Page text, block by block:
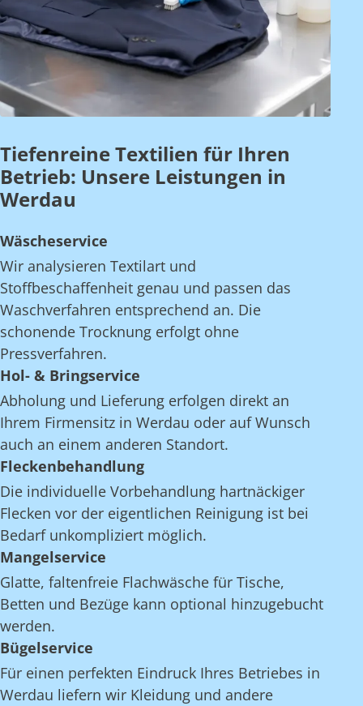
Tiefenreine Textilien für Ihren
Betrieb: Unsere Leistungen in
Werdau
Wäscheservice
Wir analysieren Textilart und
Stoffbeschaffenheit genau und passen das
Waschverfahren entsprechend an. Die
schonende Trocknung erfolgt ohne
Pressverfahren.
Hol- & Bringservice
Abholung und Lieferung erfolgen direkt an
Ihrem Firmensitz in Werdau oder auf Wunsch
auch an einem anderen Standort.
Fleckenbehandlung
Die individuelle Vorbehandlung hartnäckiger
Flecken vor der eigentlichen Reinigung ist bei
Bedarf unkompliziert möglich.
Mangelservice
Glatte, faltenfreie Flachwäsche für Tische,
Betten und Bezüge kann optional hinzugebucht
werden.
Bügelservice
Für einen perfekten Eindruck Ihres Betriebes in
Werdau liefern wir Kleidung und andere